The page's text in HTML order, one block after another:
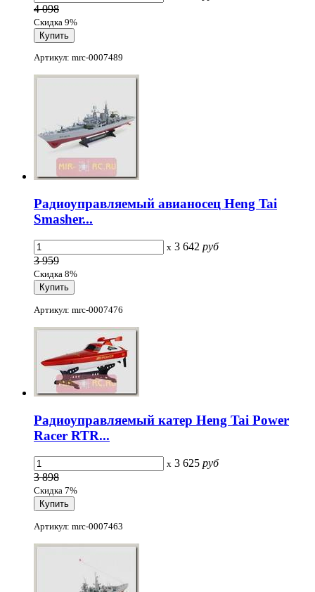
4 098
Скидка 9%
Артикул: mrc-0007489
Радиоуправляемый авианосец Heng Tai
Smasher...
x 3 642 руб
3 959
Скидка 8%
Артикул: mrc-0007476
Радиоуправляемый катер Heng Tai Power
Racer RTR...
x 3 625 руб
3 898
Скидка 7%
Артикул: mrc-0007463